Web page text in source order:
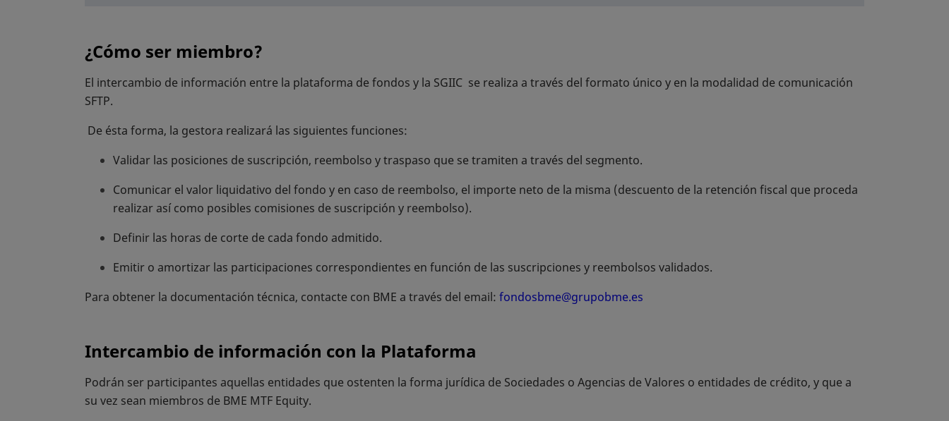
¿Cómo ser miembro?
El intercambio de información entre la plataforma de fondos y la SGIIC se realiza a través del formato único y en la modalidad de comunicación
SFTP.
De ésta forma, la gestora realizará las siguientes funciones:
Validar las posiciones de suscripción, reembolso y traspaso que se tramiten a través del segmento.
Comunicar el valor liquidativo del fondo y en caso de reembolso, el importe neto de la misma (descuento de la retención fiscal que proceda
realizar así como posibles comisiones de suscripción y reembolso).
Definir las horas de corte de cada fondo admitido.
Emitir o amortizar las participaciones correspondientes en función de las suscripciones y reembolsos validados.
Para obtener la documentación técnica, contacte con BME a través del email: fondosbme@grupobme.es
Intercambio de información con la Plataforma
Podrán ser participantes aquellas entidades que ostenten la forma jurídica de Sociedades o Agencias de Valores o entidades de crédito, y que a
su vez sean miembros de BME MTF Equity.